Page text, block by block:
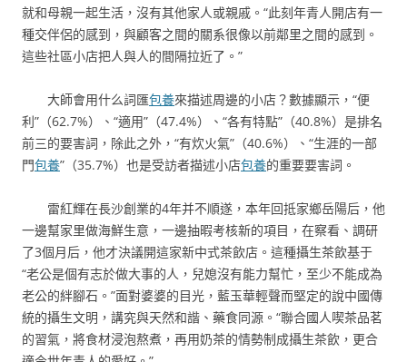
就和母親一起生活，沒有其他家人或親戚。“此刻年青人開店有一
種交伴侶的感到，與顧客之間的關系很像以前鄰里之間的感到。
這些社區小店把人與人的間隔拉近了。”
大師會用什么詞匯包養來描述周邊的小店？數據顯示，“便
利”（62.7%）、“適用”（47.4%）、“各有特點”（40.8%）是排名
前三的要害詞，除此之外，“有炊火氣”（40.6%）、“生涯的一部
門包養”（35.7%）也是受訪者描述小店包養的重要要害詞。
雷紅輝在長沙創業的4年并不順遂，本年回抵家鄉岳陽后，他
一邊幫家里做海鮮生意，一邊抽暇考核新的項目，在察看、調研
了3個月后，他才決議開這家新中式茶飲店。這種攝生茶飲基于
“老公是個有志於做大事的人，兒媳沒有能力幫忙，至少不能成為
老公的絆腳石。”面對婆婆的目光，藍玉華輕聲而堅定的說中國傳
統的攝生文明，講究與天然和諧、藥食同源。“聯合國人喫茶品茗
的習氣，將食材浸泡熬煮，再用奶茶的情勢制成攝生茶飲，更合